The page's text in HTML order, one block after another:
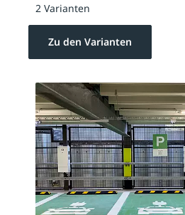
2 Varianten
Zu den Varianten